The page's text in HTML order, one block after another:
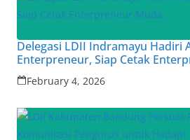
Delegasi LDII Indramayu Hadiri
Enterpreneur, Siap Cetak
February 4, 2026